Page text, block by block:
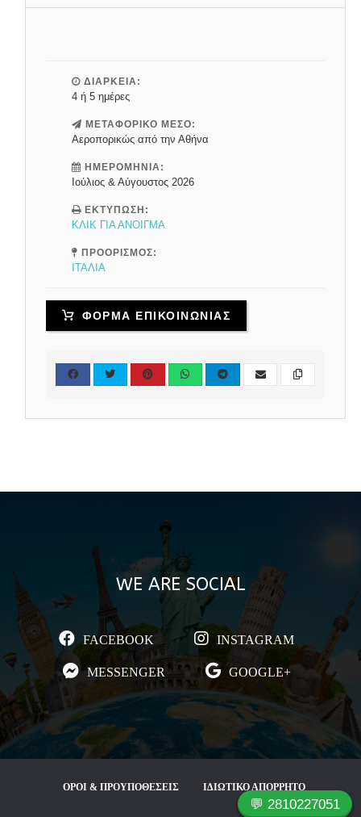
ΔΙΑΡΚΕΙΑ:
4 ή 5 ημέρες
ΜΕΤΑΦΟΡΙΚΟ ΜΕΣΟ:
Αεροπορικώς από την Αθήνα
ΗΜΕΡΟΜΗΝΙΑ:
Ιούλιος & Αύγουστος 2026
ΕΚΤΥΠΩΣΗ:
ΚΛΙΚ ΓΙΑ ΑΝΟΙΓΜΑ
ΠΡΟΟΡΙΣΜΟΣ:
ΙΤΑΛΙΑ
ΦΟΡΜΑ ΕΠΙΚΟΙΝΩΝΙΑΣ
WE ARE SOCIAL
FACEBOOK INSTAGRAM
MESSENGER GOOGLE+
ΟΡΟΙ & ΠΡΟΥΠΟΘΕΣΕΙΣ ΙΔΙΩΤΙΚΟ ΑΠΟΡΡΗΤΟ
💬 2810227051